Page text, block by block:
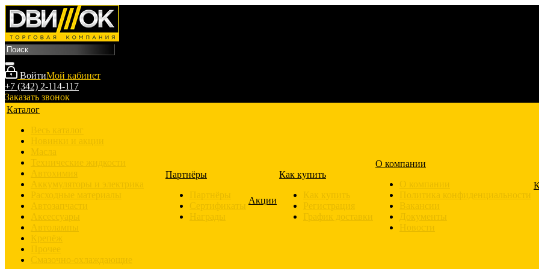
ВойтиМой кабинет
+7 (342) 2-114-117
Заказать звонок
Каталог
Весь каталог
Новинки и акции
Масла
Технические жидкости
Автохимия
Аккумуляторы и электрика
Расходные материалы
Автозапчасти
Аксессуары
Автолампы
Крепёж
Прочее
Смазочно-охлаждающие
Партнёры
Партнёры
Сертификаты
Награды
Акции
Как купить
Как купить
Регистрация
График доставки
О компании
О компании
Политика конфиденциальности
Вакансии
Документы
Новости